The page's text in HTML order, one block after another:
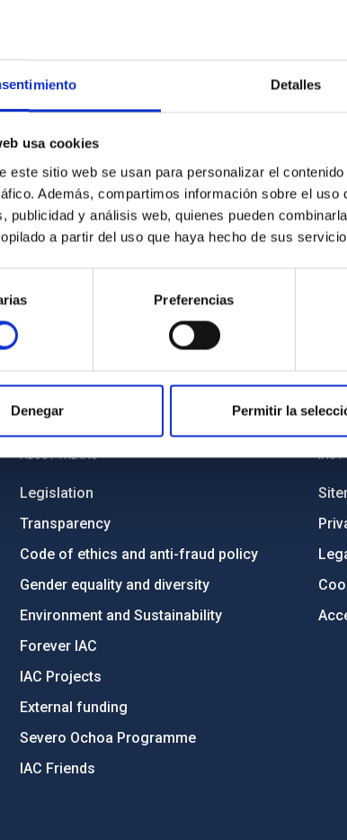
Detalles
usa cookies
este sitio web se usan para personalizar el
Además, compartimos información sobre el
publicidad y análisis web, quienes pueden
a partir del uso que haya hecho de sus
Preferencias
Denegar Permitir la
at the laboratory
09/19/2018
Instituto de Astrofísica de Canarias
ABOUT THE IAC
Legislation
Transparency
Code of ethics and anti-fraud policy
Gender equality and diversity
Environment and Sustainability
Forever IAC
IAC Projects
External funding
Severo Ochoa Programme
IAC Friends
IAC